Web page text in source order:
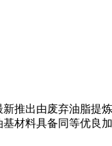
新推出由废弃油脂提
材料具备同等优良